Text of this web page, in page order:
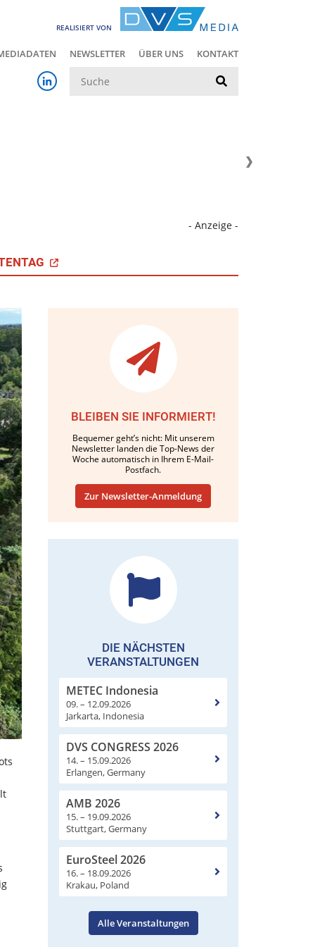
REALISIERT VON
NEWSLETTER ÜBER UNS KONTAKT
- Anzeige -
BLEIBEN SIE INFORMIERT!
Bequemer geht’s nicht: Mit unserem
Newsletter landen die Top-News der
Woche automatisch in Ihrem E-Mail-
Postfach.
Zur Newsletter-Anmeldung
DIE NÄCHSTEN
VERANSTALTUNGEN
METEC Indonesia
09. – 12.09.2026
Jarkarta, Indonesia
DVS CONGRESS 2026
14. – 15.09.2026
Erlangen, Germany
AMB 2026
15. – 19.09.2026
Stuttgart, Germany
EuroSteel 2026
16. – 18.09.2026
Krakau, Poland
Alle Veranstaltungen